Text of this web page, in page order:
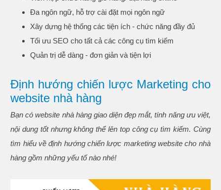
Đa ngôn ngữ, hỗ trợ cài đặt mọi ngôn ngữ
Xây dựng hệ thống các tiện ích - chức năng đầy đủ
Tối ưu SEO cho tất cả các công cụ tìm kiếm
Quản trị dễ dàng - đơn giản và tiện lợi
Định hướng chiến lược Marketing cho
website nhà hàng
Bạn có website nhà hàng giao diện đẹp mắt, tính năng ưu việt,
nội dung tốt nhưng không thể lên top công cụ tìm kiếm. Cùng
tìm hiểu về định hướng chiến lược marketing website cho nhà
hàng gồm những yếu tố nào nhé!